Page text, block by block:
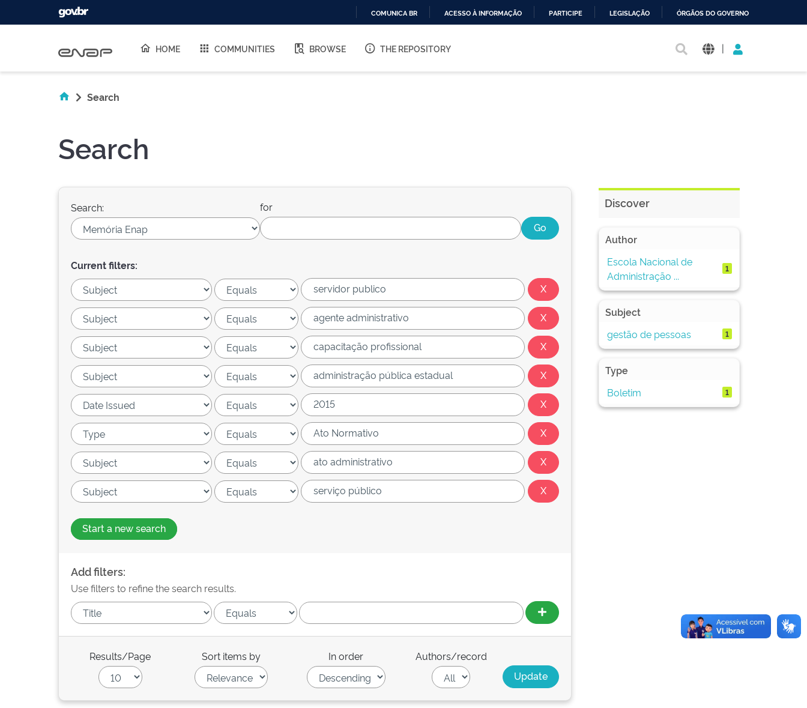
O
COMUNICA BR ACESSO À INFORMAÇÃO PARTICIPE LEGISLAÇÃO ÓRGÃOS DO GOVERNO
HOME COMMUNITIES BROWSE THE REPOSITORY |
Search
Search
Search: for
Current filters:
Start a new search
Add filters:
Use filters to refine the search results.
Results/Page Sort items by In order Authors/record
Discover
Author
Escola Nacional de
Administração ...
1
Subject
gestão de pessoas
1
Type
Boletim
1